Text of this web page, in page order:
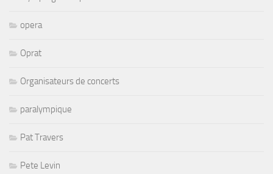
opera
Oprat
Organisateurs de concerts
paralympique
Pat Travers
Pete Levin